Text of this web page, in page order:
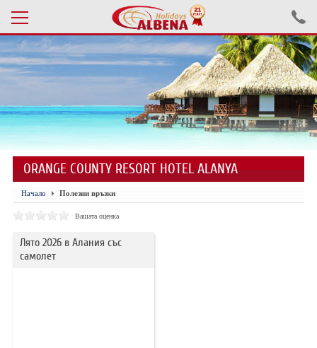
Проверка на резервация
ПОЧИВКИ С АВТОБУС 2026
ПОЧИВКИ СЪС САМОЛЕТ
ЕКСКУРЗИИ САМОЛЕТ
ЕКСКУРЗИИ АВТОБУС
ХОТЕЛИ В ТУРЦИЯ
ORANGE COUNTY RESORT HOTEL ALANYA
Начало Полезни връзки
Вашата оценка
Лято 2026 в Алания със
самолет